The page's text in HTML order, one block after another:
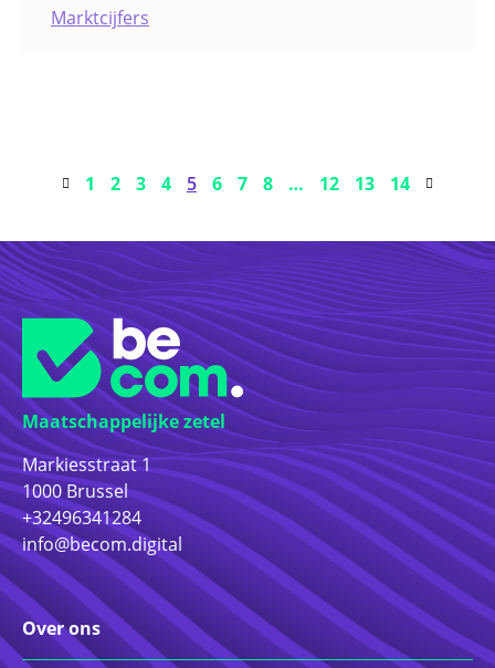
Wat is het online aandeel van verschillende
Marktcijfers
1 2 3 4 5 6 7 8 … 12 13 14
Maatschappelijke zetel
Markiesstraat 1
1000 Brussel
+32496341284
info@becom.digital
Over ons